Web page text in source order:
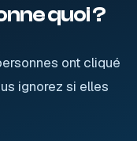
quoi ?
ont cliqué
ignorez si elles